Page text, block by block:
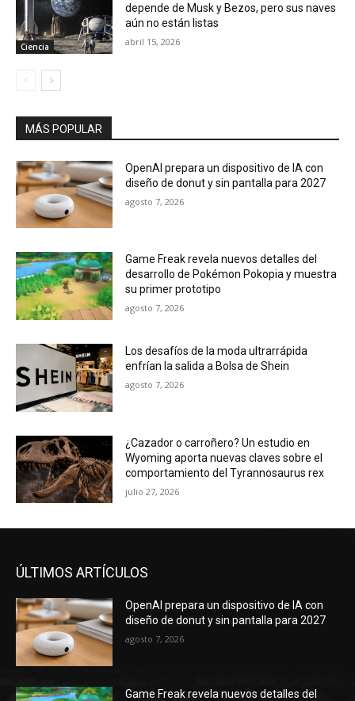
Ciencia
depende de Musk y Bezos, pero sus naves
aún no están listas
abril 15, 2026
MÁS POPULAR
OpenAI prepara un dispositivo de IA con
diseño de donut y sin pantalla para 2027
agosto 7, 2026
Game Freak revela nuevos detalles del
desarrollo de Pokémon Pokopia y muestra
su primer prototipo
agosto 7, 2026
Los desafíos de la moda ultrarrápida
enfrían la salida a Bolsa de Shein
agosto 7, 2026
¿Cazador o carroñero? Un estudio en
Wyoming aporta nuevas claves sobre el
comportamiento del Tyrannosaurus rex
julio 27, 2026
ÚLTIMOS ARTÍCULOS
OpenAI prepara un dispositivo de IA con
diseño de donut y sin pantalla para 2027
agosto 7, 2026
Game Freak revela nuevos detalles del